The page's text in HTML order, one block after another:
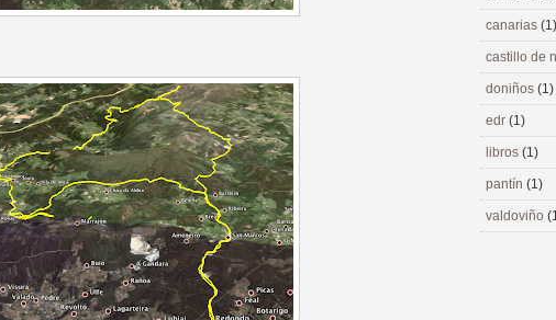
canarias (1)
castillo de
doniños (1)
edr (1)
libros (1)
pantín (1)
valdoviño